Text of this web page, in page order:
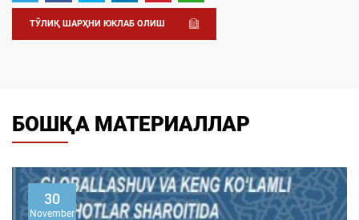
ТЎЛИҚ ШАРҲНИ ЮКЛАБ ОЛИШ
БОШҚА МАТЕРИАЛЛАР
15
May